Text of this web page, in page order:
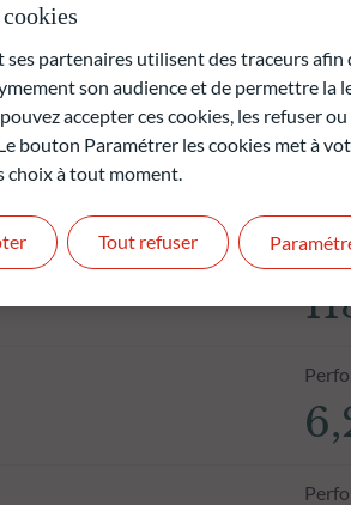
ses partenaires utilisent des traceurs
son audience et de permettre la
accepter ces cookies, les refuser
bouton Paramétrer les cookies met à
choix à tout moment.
Tout refuser